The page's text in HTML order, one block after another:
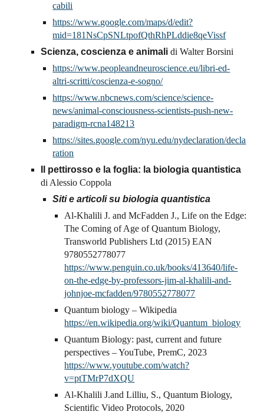
cabili
https://www.google.com/maps/d/edit?
mid=181NsCpSNLtpofQthRhPLddie8qeVissf
Scienza, coscienza e animali di Walter Borsini
https://www.peopleandneuroscience.eu/libri-ed-
altri-scritti/coscienza-e-sogno/
https://www.nbcnews.com/science/science-
news/animal-consciousness-scientists-push-new-
paradigm-rcna148213
https://sites.google.com/nyu.edu/nydeclaration/decla
ration
Il pettirosso e la foglia: la biologia quantistica
di Alessio Coppola
Siti e articoli su biologia quantistica
Al-Khalili J. and McFadden J., Life on the Edge:
The Coming of Age of Quantum Biology,
Transworld Publishers Ltd (2015) EAN
9780552778077
https://www.penguin.co.uk/books/413640/life-
on-the-edge-by-professors-jim-al-khalili-and-
johnjoe-mcfadden/9780552778077
Quantum biology – Wikipedia
https://en.wikipedia.org/wiki/Quantum_biology
Quantum Biology: past, current and future
perspectives – YouTube, PremC, 2023
https://www.youtube.com/watch?
v=ptTMrP7dXQU
Al-Khalili J.and Lilliu, S., Quantum Biology,
Scientific Video Protocols, 2020